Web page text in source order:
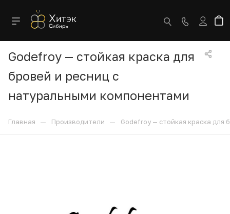
Godefroy — стойкая краска для
бровей и ресниц с
натуральными компонентами
Главная — Производители — Godefroy — стойкая краска для